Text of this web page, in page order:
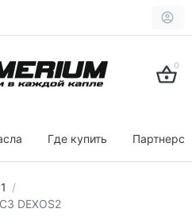
0
Где купить
DEXOS2